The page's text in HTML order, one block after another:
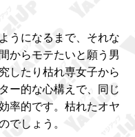
うになるまで、それな
からモテたいと願う男
したり枯れ専女子から
ー的な心構えで、同じ
率的です。枯れたオヤ
でしょう。